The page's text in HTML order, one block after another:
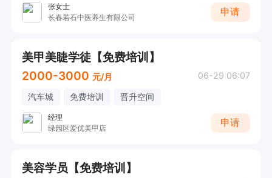
张女士
长春若石中医养生有限公司
申请
美甲美睫学徒【免费培训】
2000-3000 元/月 06-29 06:07
汽车城 免费培训 晋升空间
经理
绿园区爱优美甲店
申请
美容学员【免费培训】